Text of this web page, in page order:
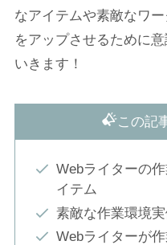
なアイテムや素敵なワ
をアップさせるために
いきます！
この記
Webライターの
イテム
素敵な作業環境実
Webライターが